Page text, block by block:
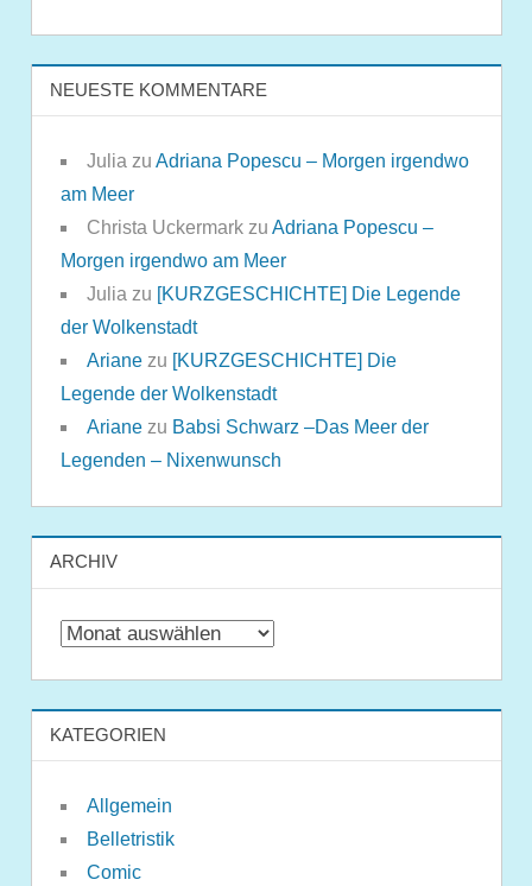
NEUESTE KOMMENTARE
Julia zu Adriana Popescu – Morgen irgendwo
am Meer
Christa Uckermarkzu Adriana Popescu –
Morgen irgendwo am Meer
Julia zu [KURZGESCHICHTE] Die Legende
der Wolkenstadt
Arianezu [KURZGESCHICHTE] Die
Legende der Wolkenstadt
Arianezu Babsi Schwarz –Das Meer der
Legenden – Nixenwunsch
ARCHIV
Archiv
KATEGORIEN
Allgemein
Belletristik
Comic